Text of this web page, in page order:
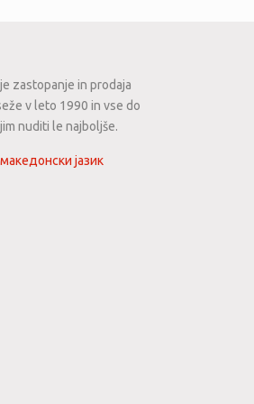
zastopanje in prodaja
v leto 1990 in vse do
nuditi le najboljše.
македонски јазик